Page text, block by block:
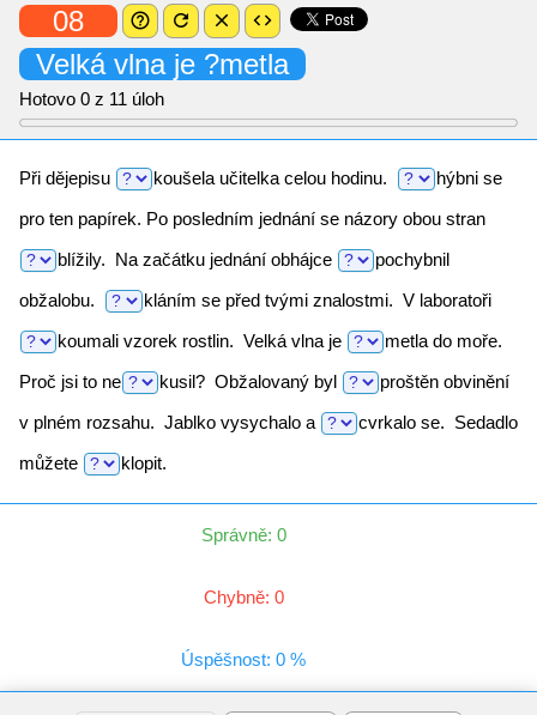
08 help_outline refresh close code
Velká vlna je ?metla
Hotovo 0 z 11 úloh
Při dějepisu koušelaučitelka celou hodinu. hýbni se
pro ten papírek. Po posledním jednání se názory obou stran
blížily. Na začátku jednání obhájce
pochybnil
obžalobu.
kláním se před tvými znalostmi. V laboratoři
koumali vzorek rostlin. Velká vlna je metlado moře.
Proč jsi to ne kusil? Obžalovaný byl proštěn obvinění
v plném rozsahu. Jablko vysychalo a
cvrkalo se. Sedadlo
můžete
klopit.
Správně: 0
Chybně: 0
Úspěšnost: 0 %